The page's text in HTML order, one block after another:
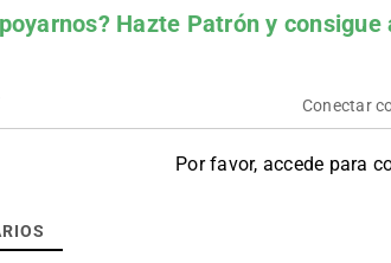
Hazte Patrón y consigue
Conectar
Por favor, accede para